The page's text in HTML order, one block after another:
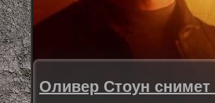
Оливер Стоун